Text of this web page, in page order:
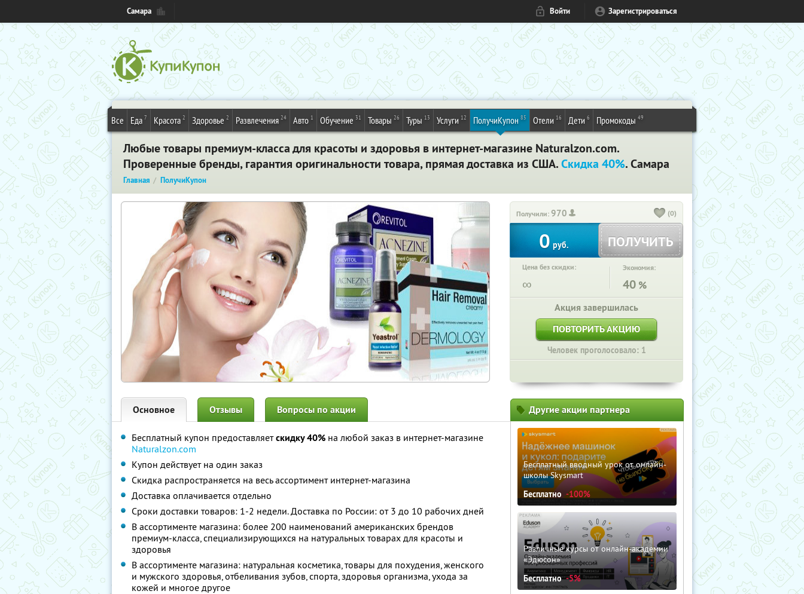
Самара Войти Зарегистрироваться
Все Еда 7 Красота 2 Здоровье 2 Развлечения 24 Авто 1 Обучение 31 Товары 26 Туры 13 Услуги 12 ПолучиКупон 85 Отели 16 Дети 6 Промокоды 49
Любые товары премиум-класса для красоты и здоровья в интернет-магазине Naturalzon.com.
Проверенные бренды, гарантия оригинальности товара, прямая доставка из США.Скидка 40%. Самара
Главная ПолучиКупон
Получили:970 (0)
0 руб. ПОЛУЧИТЬ
Цена без скидки:
∞
Экономия:
40 %
Акция завершилась
ПОВТОРИТЬ АКЦИЮ
Человек проголосовало: 1
Основное Отзывы Вопросы по акции
Бесплатный купон предоставляетскидку 40% на любой заказ в интернет-магазине
Naturalzon.com
Купон действует на один заказ
Скидка распространяется на весь ассортимент интернет-магазина
Доставка оплачивается отдельно
Сроки доставки товаров: 1-2 недели. Доставка по России: от 3 до 10 рабочих дней
В ассортименте магазина: более 200 наименований американских брендов
премиум-класса, специализирующихся на натуральных товарах для красоты и
здоровья
В ассортименте магазина: натуральная косметика, товары для похудения, женского
и мужского здоровья, отбеливания зубов, спорта, здоровья организма, ухода за
кожей и многое другое
Другие акции партнера
Бесплатный вводный урок от онлайн-
школы Skysmart
Бесплатно -100%
Различные курсы от онлайн-академии
«Эдюсон»
Бесплатно -5%